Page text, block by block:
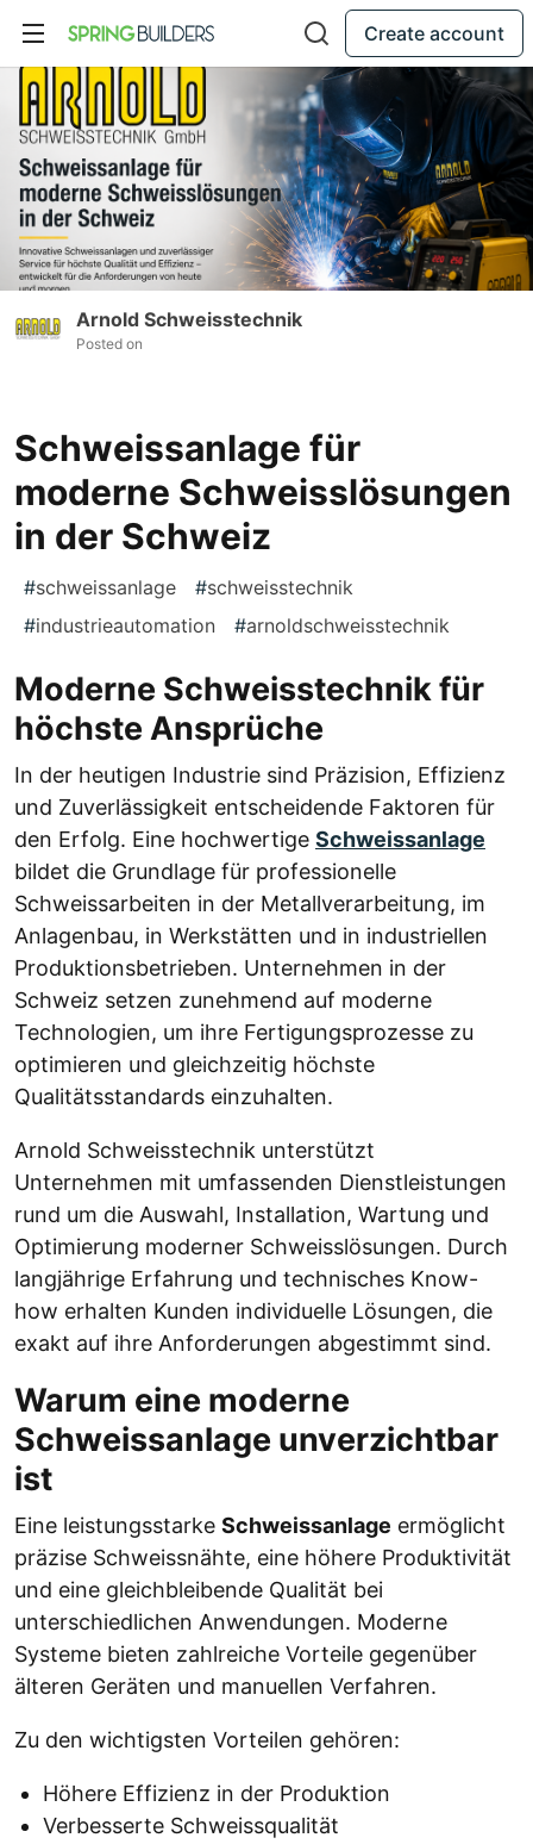
Create account
Arnold Schweisstechnik
Posted on
Schweissanlage für
moderne Schweisslösungen
in der Schweiz
#schweissanlage #schweisstechnik
#industrieautomation #arnoldschweisstechnik
Moderne Schweisstechnik für
höchste Ansprüche
In der heutigen Industrie sind Präzision, Effizienz
und Zuverlässigkeit entscheidende Faktoren für
den Erfolg. Eine hochwertige Schweissanlage
bildet die Grundlage für professionelle
Schweissarbeiten in der Metallverarbeitung, im
Anlagenbau, in Werkstätten und in industriellen
Produktionsbetrieben. Unternehmen in der
Schweiz setzen zunehmend auf moderne
Technologien, um ihre Fertigungsprozesse zu
optimieren und gleichzeitig höchste
Qualitätsstandards einzuhalten.
Arnold Schweisstechnik unterstützt
Unternehmen mit umfassenden Dienstleistungen
rund um die Auswahl, Installation, Wartung und
Optimierung moderner Schweisslösungen. Durch
langjährige Erfahrung und technisches Know-
how erhalten Kunden individuelle Lösungen, die
exakt auf ihre Anforderungen abgestimmt sind.
Warum eine moderne
Schweissanlage unverzichtbar
ist
Eine leistungsstarke Schweissanlage ermöglicht
präzise Schweissnähte, eine höhere Produktivität
und eine gleichbleibende Qualität bei
unterschiedlichen Anwendungen. Moderne
Systeme bieten zahlreiche Vorteile gegenüber
älteren Geräten und manuellen Verfahren.
Zu den wichtigsten Vorteilen gehören:
Höhere Effizienz in der Produktion
Verbesserte Schweissqualität